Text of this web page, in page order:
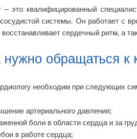
– это квалифицированный
системы. Он работает с
восстанавливает сердечный ритм, а
нужно обращаться к
необходим при следующих
артериального давления;
боли в области сердца и за
в работе сердца;